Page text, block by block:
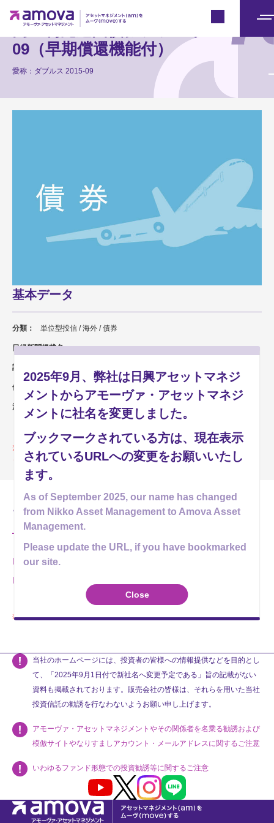
ニ
高金利先進国債券ファンド 2015-
09（早期償還機能付）
愛称：ダブルス 2015-09
基本データ
分類： 単位型投信 / 海外 / 債券
日経新聞掲載名： --
設定日：
信託期間：
決算日：
毎年4月10日,10月10日
休業日の場合は翌営業日
このファンドは償還済みです。償還価額は、販売会社もしくはアモーヴ
ァ・アセットマネジメントまでお問い合わせください。
ファンドの資料
最新の交付運用報告書
当該ファンドは、運用報告書のみ公開しております。
当社のホームページには、投資者の皆様への情報提供などを目的とし
て、「2025年9月1日付で新社名へ変更予定である」旨の記載がない
資料も掲載されております。販売会社の皆様は、それらを用いた当社
投資信託の勧誘を行なわないようお願い申し上げます。
アモーヴァ・アセットマネジメントやその関係者を名乗る勧誘および
模倣サイトやなりすましアカウント・メールアドレスに関するご注意
いわゆるファンド形態での投資勧誘等に関するご注意
Youtube X InstagramLINE
2025年9月、弊社は日興アセットマネジ
メントからアモーヴァ・アセットマネジ
メントに社名を変更しました。
ブックマークされている方は、現在表示
されているURLへの変更をお願いいたし
ます。
As of September 2025, our name has changed
from Nikko Asset Management to Amova Asset
Management.
Please update the URL, if you have bookmarked
our site.
Close